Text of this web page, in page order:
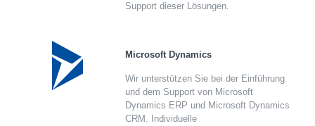
Support dieser Lösungen.
Microsoft Dynamics
Wir unterstützen Sie bei der Einführung
und dem Support von Microsoft
Dynamics ERP und Microsoft Dynamics
CRM. Individuelle